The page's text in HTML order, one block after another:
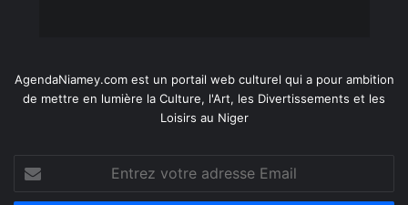
AgendaNiamey.com est un portail web culturel qui a pour ambition
de mettre en lumière la Culture, l'Art, les Divertissements et les
Loisirs au Niger
Entrez
votre